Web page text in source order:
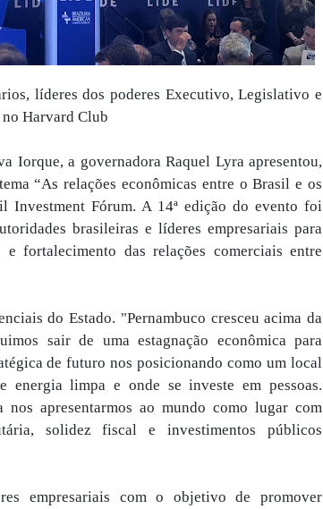
líderes dos poderes Executivo, Legislativo e
Harvard Club
Iorque, a governadora Raquel Lyra apresentou,
“As relações econômicas entre o Brasil e os
Investment Fórum. A 14ª edição do evento foi
brasileiras e líderes empresariais para
fortalecimento das relações comerciais entre
do Estado. "Pernambuco cresceu acima da
sair de uma estagnação econômica para
de futuro nos posicionando como um local
energia limpa e onde se investe em pessoas.
nos apresentarmos ao mundo como lugar com
solidez fiscal e investimentos públicos
empresariais com o objetivo de promover